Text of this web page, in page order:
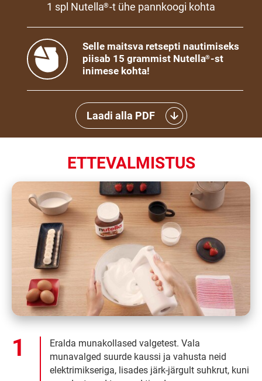
1 spl Nutella®-t ühe pannkoogi kohta
Selle maitsva retsepti nautimiseks
piisab 15 grammist Nutella®-st
inimese kohta!
Laadi alla PDF
ETTEVALMISTUS
Eralda munakollased valgetest. Vala
munavalged suurde kaussi ja vahusta neid
elektrimikseriga, lisades järk-järgult suhkrut, kuni